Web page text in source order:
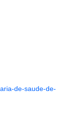
de-saude-de-